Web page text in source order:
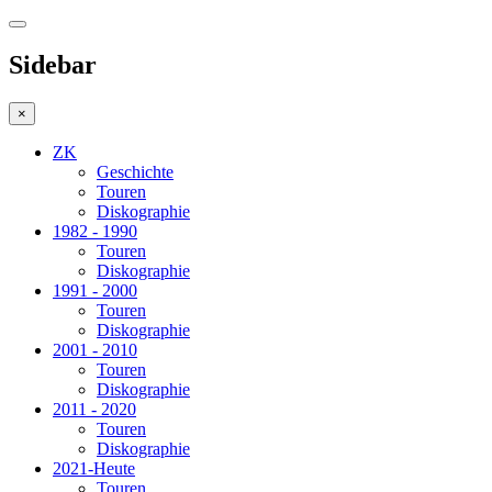
Sidebar
×
ZK
Geschichte
Touren
Diskographie
1982 - 1990
Touren
Diskographie
1991 - 2000
Touren
Diskographie
2001 - 2010
Touren
Diskographie
2011 - 2020
Touren
Diskographie
2021-Heute
Touren